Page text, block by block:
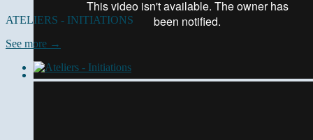
ATELIERS - INITIATIONS
See more →